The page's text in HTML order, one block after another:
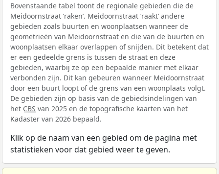
Bovenstaande tabel toont de regionale gebieden die de
Meidoornstraat ‘raken’. Meidoornstraat ‘raakt’ andere
gebieden zoals buurten en woonplaatsen wanneer de
geometrieën van Meidoornstraat en die van de buurten en
woonplaatsen elkaar overlappen of snijden. Dit betekent dat
er een gedeelde grens is tussen de straat en deze
gebieden, waarbij ze op een bepaalde manier met elkaar
verbonden zijn. Dit kan gebeuren wanneer Meidoornstraat
door een buurt loopt of de grens van een woonplaats volgt.
De gebieden zijn op basis van de gebiedsindelingen van
het CBS van 2025 en de topografische kaarten van het
Kadaster van 2026 bepaald.
Klik op de naam van een gebied om de pagina met
statistieken voor dat gebied weer te geven.